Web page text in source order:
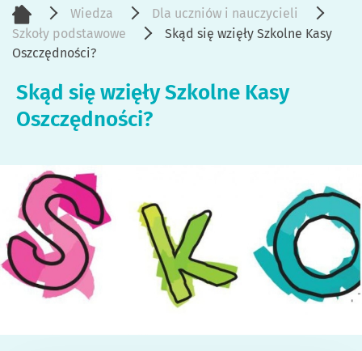
Wiedza
Dla uczniów i nauczycieli
Szkoły podstawowe
Skąd się wzięły Szkolne Kasy
Oszczędności?
Skąd się wzięły Szkolne Kasy
Oszczędności?